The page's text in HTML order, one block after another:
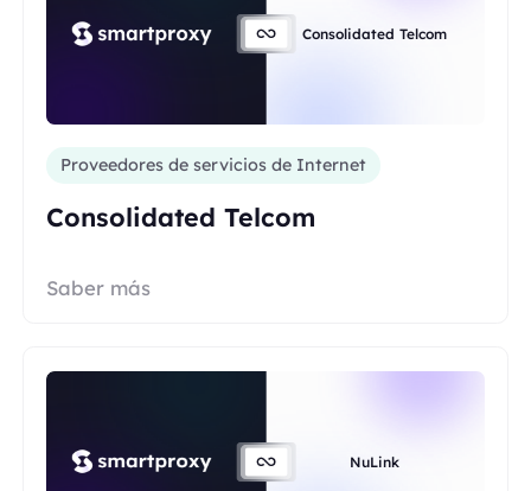
Consolidated Telcom
Proveedores de servicios de Internet
Consolidated Telcom
Saber más
NuLink